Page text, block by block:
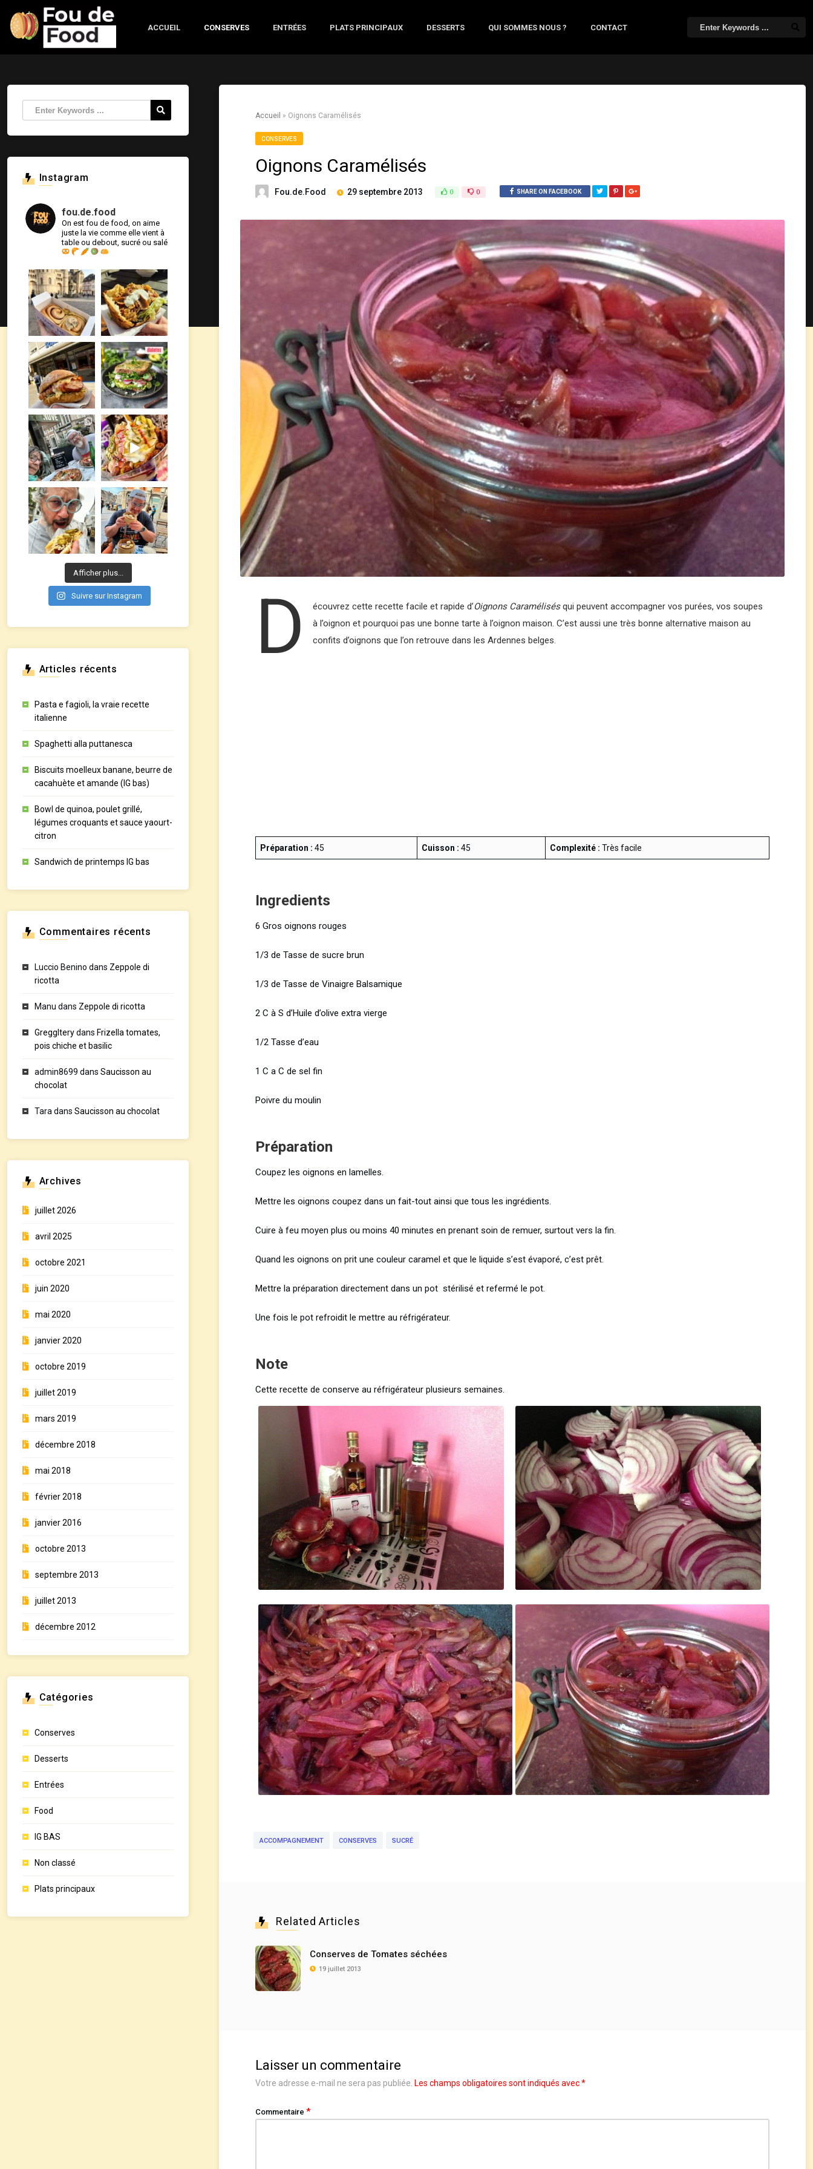
ACCUEIL CONSERVES ENTRÉES PLATS PRINCIPAUX DESSERTS QUI SOMMES NOUS ? CONTACT
Accueil » Oignons Caramélisés
CONSERVES
Oignons Caramélisés
Fou.de.Food 29 septembre 2013 0 0 SHARE ON FACEBOOK
D écouvrez cette recette facile et rapide d’Oignons Caramélisésqui peuvent accompagner vos purées, vos soupes
à l’oignon et pourquoi pas une bonne tarte à l’oignon maison. C’est aussi une très bonne alternative maison au
confits d’oignons que l’on retrouve dans les Ardennes belges.
Préparation : 45 Cuisson : 45 Complexité : Très facile
Ingredients
6 Gros oignons rouges
1/3 de Tasse de sucre brun
1/3 de Tasse de Vinaigre Balsamique
2 C à S d’Huile d’olive extra vierge
1/2 Tasse d’eau
1 C a C de sel fin
Poivre du moulin
Préparation
Coupez les oignons en lamelles.
Mettre les oignons coupez dans un fait-tout ainsi que tous les ingrédients.
Cuire à feu moyen plus ou moins 40 minutes en prenant soin de remuer, surtout vers la fin.
Quand les oignons on prit une couleur caramel et que le liquide s’est évaporé, c’est prêt.
Mettre la préparation directement dans un pot stérilisé et refermé le pot.
Une fois le pot refroidit le mettre au réfrigérateur.
Note
Cette recette de conserve au réfrigérateur plusieurs semaines.
ACCOMPAGNEMENT CONSERVES SUCRÉ
Related Articles
Conserves de Tomates séchées
19 juillet 2013
Laisser un commentaire
Votre adresse e-mail ne sera pas publiée. Les champs obligatoires sont indiqués avec*
Commentaire *
Instagram
fou.de.food
On est fou de food, on aime
juste la vie comme elle vient à
table ou debout, sucré ou salé
Afficher plus...
Suivre sur Instagram
Articles récents
Pasta e fagioli, la vraie recette
italienne
Spaghetti alla puttanesca
Biscuits moelleux banane, beurre de
cacahuète et amande (IG bas)
Bowl de quinoa, poulet grillé,
légumes croquants et sauce yaourt-
citron
Sandwich de printemps IG bas
Commentaires récents
Luccio Benino dans Zeppole di
ricotta
Manu dans Zeppole di ricotta
GreggIterydans Frizella tomates,
pois chiche et basilic
admin8699 dans Saucisson au
chocolat
Tara dans Saucisson au chocolat
Archives
juillet 2026
avril 2025
octobre 2021
juin 2020
mai 2020
janvier 2020
octobre 2019
juillet 2019
mars 2019
décembre 2018
mai 2018
février 2018
janvier 2016
octobre 2013
septembre 2013
juillet 2013
décembre 2012
Catégories
Conserves
Desserts
Entrées
Food
IG BAS
Non classé
Plats principaux